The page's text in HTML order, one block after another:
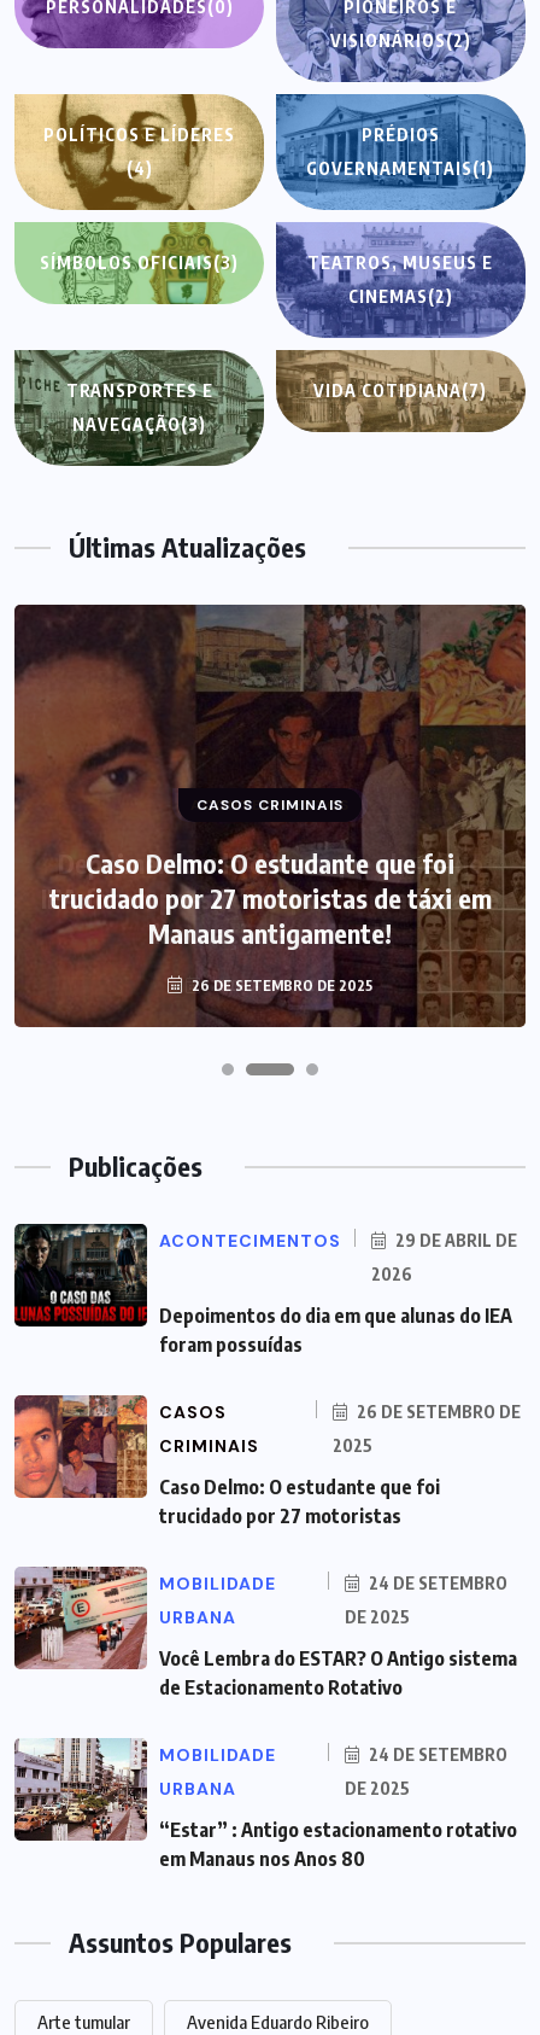
PERSONALIDADES(0)
PIONEIROS E
VISIONÁRIOS(2)
POLÍTICOS E LÍDERES
(4)
PRÉDIOS
GOVERNAMENTAIS(1)
SÍMBOLOS OFICIAIS(3)
TEATROS, MUSEUS E
CINEMAS(2)
TRANSPORTES E
NAVEGAÇÃO(3)
VIDA COTIDIANA(7)
Últimas Atualizações
CASOS CRIMINAIS
Caso Delmo: O estudante que foi
trucidado por 27 motoristas de táxi em
Manaus antigamente!
26 DE SETEMBRO DE 2025
Publicações
ACONTECIMENTOS
29 DE ABRIL DE
2026
Depoimentos do dia em que alunas do IEA
foram possuídas
CASOS
CRIMINAIS
26 DE SETEMBRO DE
2025
Caso Delmo: O estudante que foi
trucidado por 27 motoristas
MOBILIDADE
URBANA
24 DE SETEMBRO
DE 2025
Você Lembra do ESTAR? O Antigo sistema
de Estacionamento Rotativo
MOBILIDADE
URBANA
24 DE SETEMBRO
DE 2025
“Estar” : Antigo estacionamento rotativo
em Manaus nos Anos 80
Assuntos Populares
Arte tumular Avenida Eduardo Ribeiro